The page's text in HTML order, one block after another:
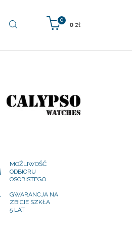
0
0 zł
MOŻLIWOŚĆ
ODBIORU
OSOBISTEGO
GWARANCJA NA
ZBICIE SZKŁA
5 LAT